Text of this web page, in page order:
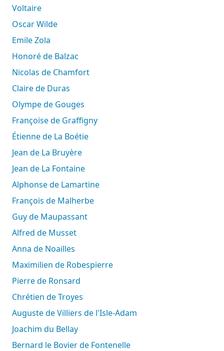
Voltaire
Oscar Wilde
Emile Zola
Honoré de Balzac
Nicolas de Chamfort
Claire de Duras
Olympe de Gouges
Françoise de Graffigny
Étienne de La Boétie
Jean de La Bruyère
Jean de La Fontaine
Alphonse de Lamartine
François de Malherbe
Guy de Maupassant
Alfred de Musset
Anna de Noailles
Maximilien de Robespierre
Pierre de Ronsard
Chrétien de Troyes
Auguste de Villiers de l'Isle-Adam
Joachim du Bellay
Bernard le Bovier de Fontenelle